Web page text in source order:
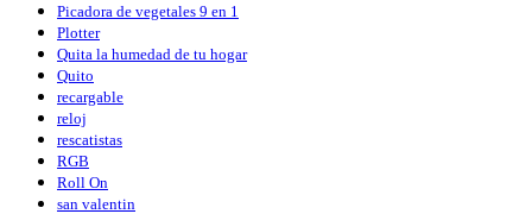
Picadora de vegetales 9 en 1
Plotter
Quita la humedad de tu hogar
Quito
recargable
reloj
rescatistas
RGB
Roll On
san valentin